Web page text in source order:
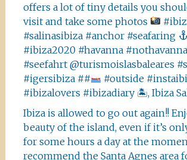
offers a lot of tiny details you
visit and take some photos
#salinasibiza #anchor #seafaring
#ibiza2020 #havanna
#seefahrt @turismoislasbaleares
#igersibiza ##
#outside
#ibizalovers #ibizadiary 🏝, Ibiza
Ibiza is allowed to go out again!!
beauty of the island, even if it’s
for some hours a day at the
recommend the Santa Agnes area